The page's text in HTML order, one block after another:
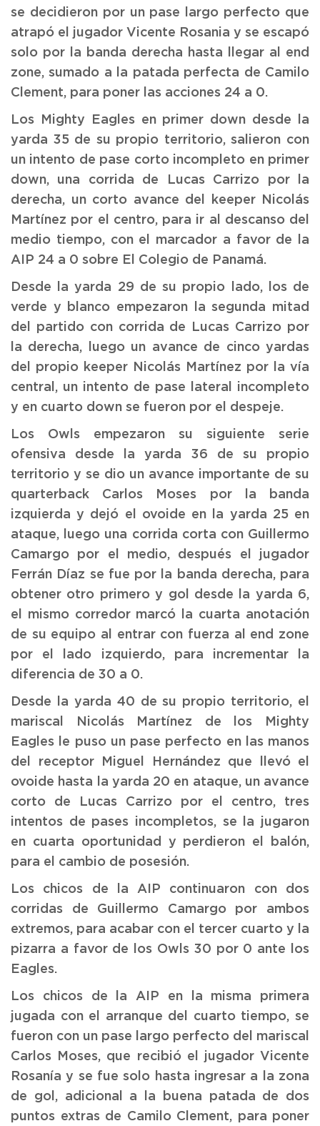
se decidieron por un pase largo perfecto que
atrapó el jugador Vicente Rosania y se escapó
solo por la banda derecha hasta llegar al end
zone, sumado a la patada perfecta de Camilo
Clement, para poner las acciones 24 a 0.
Los Mighty Eagles en primer down desde la
yarda 35 de su propio territorio, salieron con
un intento de pase corto incompleto en primer
down, una corrida de Lucas Carrizo por la
derecha, un corto avance del keeper Nicolás
Martínez por el centro, para ir al descanso del
medio tiempo, con el marcador a favor de la
AIP 24 a 0 sobre El Colegio de Panamá.
Desde la yarda 29 de su propio lado, los de
verde y blanco empezaron la segunda mitad
del partido con corrida de Lucas Carrizo por
la derecha, luego un avance de cinco yardas
del propio keeper Nicolás Martínez por la vía
central, un intento de pase lateral incompleto
y en cuarto down se fueron por el despeje.
Los Owls empezaron su siguiente serie
ofensiva desde la yarda 36 de su propio
territorio y se dio un avance importante de su
quarterback Carlos Moses por la banda
izquierda y dejó el ovoide en la yarda 25 en
ataque, luego una corrida corta con Guillermo
Camargo por el medio, después el jugador
Ferrán Díaz se fue por la banda derecha, para
obtener otro primero y gol desde la yarda 6,
el mismo corredor marcó la cuarta anotación
de su equipo al entrar con fuerza al end zone
por el lado izquierdo, para incrementar la
diferencia de 30 a 0.
Desde la yarda 40 de su propio territorio, el
mariscal Nicolás Martínez de los Mighty
Eagles le puso un pase perfecto en las manos
del receptor Miguel Hernández que llevó el
ovoide hasta la yarda 20 en ataque, un avance
corto de Lucas Carrizo por el centro, tres
intentos de pases incompletos, se la jugaron
en cuarta oportunidad y perdieron el balón,
para el cambio de posesión.
Los chicos de la AIP continuaron con dos
corridas de Guillermo Camargo por ambos
extremos, para acabar con el tercer cuarto y la
pizarra a favor de los Owls 30 por 0 ante los
Eagles.
Los chicos de la AIP en la misma primera
jugada con el arranque del cuarto tiempo, se
fueron con un pase largo perfecto del mariscal
Carlos Moses, que recibió el jugador Vicente
Rosanía y se fue solo hasta ingresar a la zona
de gol, adicional a la buena patada de dos
puntos extras de Camilo Clement, para poner